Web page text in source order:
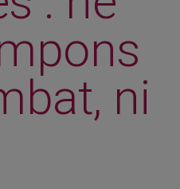
ni